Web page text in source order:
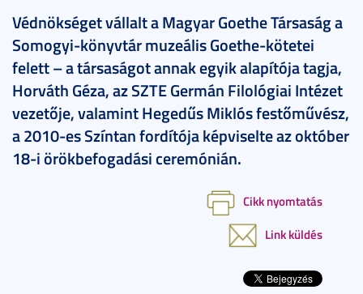
Védnökséget vállalt a Magyar Goethe Társaság a
Somogyi-könyvtár muzeális Goethe-kötetei
felett – a társaságot annak egyik alapítója tagja,
Horváth Géza, az SZTE Germán Filológiai Intézet
vezetője, valamint Hegedűs Miklós festőművész,
a 2010-es Színtan fordítója képviselte az október
18-i örökbefogadási ceremónián.
Cikk nyomtatás
Link küldés